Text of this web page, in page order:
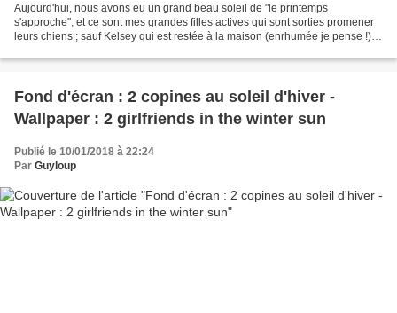
Aujourd'hui, nous avons eu un grand beau soleil de "le printemps
s'approche", et ce sont mes grandes filles actives qui sont sorties promener
leurs chiens ; sauf Kelsey qui est restée à la maison (enrhumée je pense !).
Fond d'écran : 2 copines au soleil d'hiver -
Wallpaper : 2 girlfriends in the winter sun
Publié le 10/01/2018 à 22:24
Par Guyloup